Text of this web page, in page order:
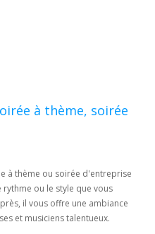
à thème, soirée
à thème ou soirée d'entreprise
ou le style que vous
il vous offre une ambiance
et musiciens talentueux.